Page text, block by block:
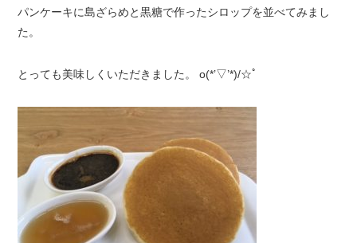
パンケーキに島ざらめと黒糖で作ったシロップを並べてみまし
た。
とっても美味しくいただきました。 o(*’▽’*)/☆ﾟ